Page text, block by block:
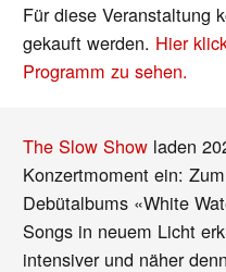
Für diese Veranstaltung
gekauft werden. Hier
Programm zu sehen.
The Slow Show laden
Konzertmoment ein:
Debütalbums «White
Songs in neuem Licht
intensiver und näher